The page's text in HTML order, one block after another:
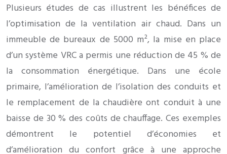
Plusieurs études de cas illustrent les bénéfices de
l’optimisation de la ventilation air chaud. Dans un
immeuble de bureaux de 5000 m², la mise en place
d’un système VRC a permis une réduction de 45 % de
la consommation énergétique. Dans une école
primaire, l’amélioration de l’isolation des conduits et
le remplacement de la chaudière ont conduit à une
baisse de 30 % des coûts de chauffage. Ces exemples
démontrent le potentiel d’économies et
d’amélioration du confort grâce à une approche